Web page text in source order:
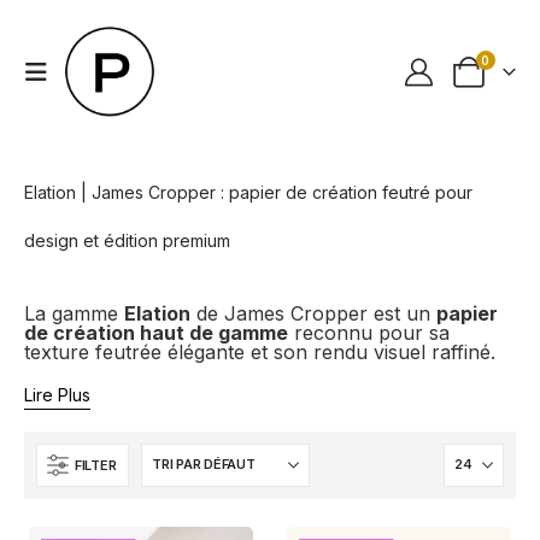
0
Elation | James Cropper : papier de création feutré pour
design et édition premium
La gamme Elation de James Cropper est un papier
de création haut de gamme reconnu pour sa
texture feutrée élégante et son rendu visuel raffiné.
Lire Plus
FILTER